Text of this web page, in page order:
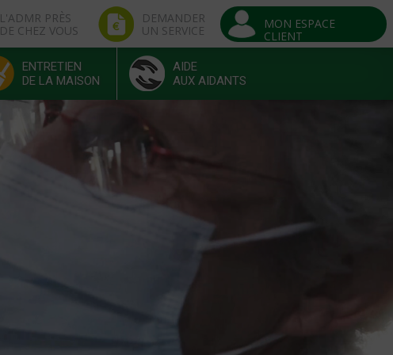
L'ADMR PRÈS
DE CHEZ VOUS
DEMANDER
UN SERVICE
MON ESPACE
CLIENT
ENTRETIEN
DE LA MAISON
AIDE
AUX AIDANTS